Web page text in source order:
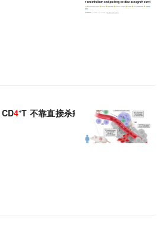
4⁺T 不靠直接杀癌细胞，靠摧毁肿瘤供